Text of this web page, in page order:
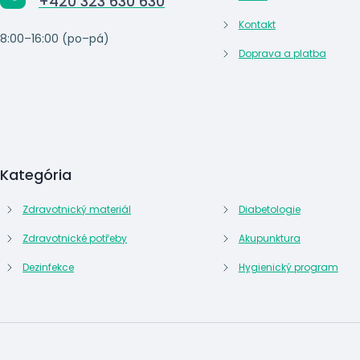
8:00–16:00 (po–pá)
Kontakt
Doprava a platba
Kategória
Zdravotnický materiál
Zdravotnické potřeby
Dezinfekce
Diabetologie
Akupunktura
Hygienický program